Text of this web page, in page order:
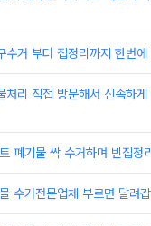
수거 부터 집정리까지 한번에
처리 직접 방문해서 신속하
폐기물 싹 수거하며 빈집정
수거전문업체 부르면 달려